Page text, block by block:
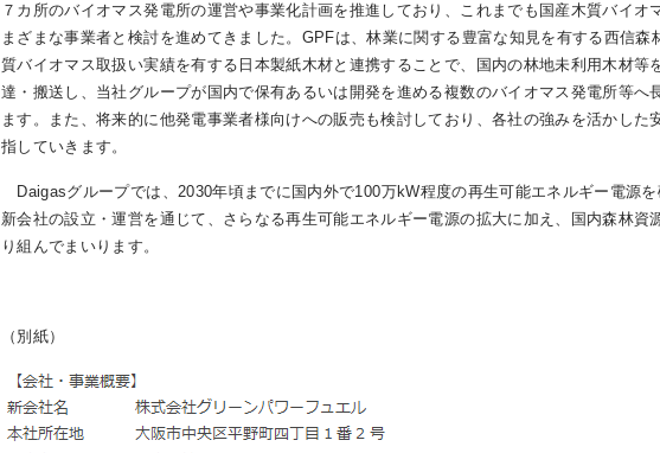
７カ所のバイオマス発電所の運営や事業化計画を推進しており、これまでも国産木質バイオ
まざまな事業者と検討を進めてきました。GPFは、林業に関する豊富な知見を有する西信森
質バイオマス取扱い実績を有する日本製紙木材と連携することで、国内の林地未利用木材等
達・搬送し、当社グループが国内で保有あるいは開発を進める複数のバイオマス発電所等へ
ます。また、将来的に他発電事業者様向けへの販売も検討しており、各社の強みを活かした
指していきます。
Daigasグループでは、2030年頃までに国内外で100万kW程度の再生可能エネルギー電源を
新会社の設立・運営を通じて、さらなる再生可能エネルギー電源の拡大に加え、国内森林資
り組んでまいります。
（別紙）